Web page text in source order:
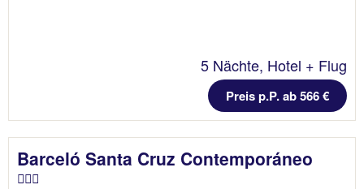
5 Nächte, Hotel + Flug
Preis p.P. ab 566 €
Barceló Santa Cruz Contemporáneo